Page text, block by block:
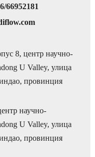
66952181
8, центр научно-
U Valley, улица
провинция
научно-
U Valley, улица
провинция